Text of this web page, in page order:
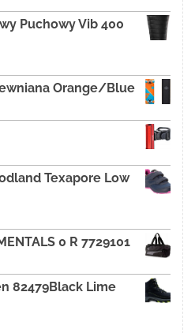
Puchowy Vib 400
Orange/Blue
Texapore Low
0 R 7729101
82479Black Lime